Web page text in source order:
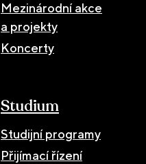
Mezinárodní akce
a projekty
Koncerty
Studium
Studijní programy
Přijímací řízení